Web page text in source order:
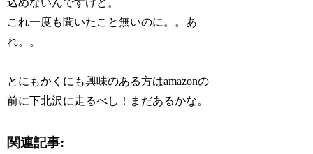
込めないんですけど。
これ一度も聞いたこと無いのに。。あ
れ。。
とにもかくにも興味のある方はamazonの
前に下北沢に走るべし！まだあるかな。
関連記事: